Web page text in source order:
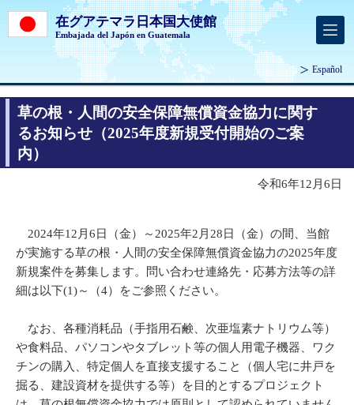
在グアテマラ日本国大使館
Embajada del Japón en Guatemala
Español
草の根・人間の安全保障無償資金協力に関す
るお知らせ（2025年度新規受付開始のご案
内）
令和6年12月6日
2024年12月6日（金）～2025年2月28日（金）の間、当館
が実施する草の根・人間の安全保障無償資金協力の2025年度
新規案件を募集します。問い合わせ連絡先・応募方法等の詳
細は以下(1)～（4）をご参照ください。
なお、各種消耗品（手指用石鹸、次亜塩素ナトリウム等）
や食料品、パソコンやタブレット等の個人用電子機器、ワク
チンの購入、特定個人を直接支援すること（個人宅に井戸を
掘る、建設資材を提供する等）を目的とするプロジェクト